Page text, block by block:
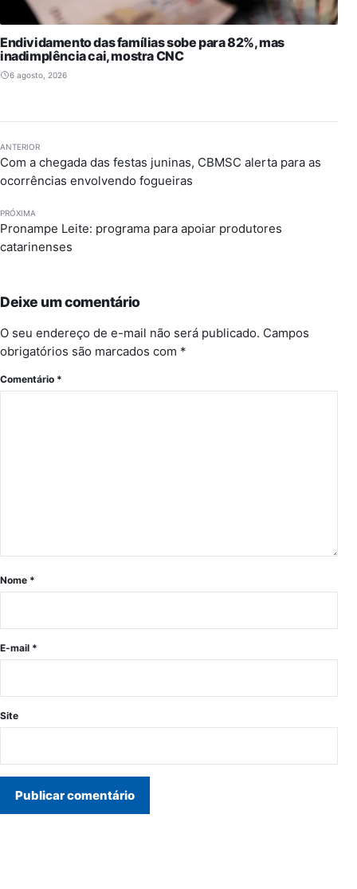
Endividamento das famílias sobe para 82%, mas
inadimplência cai, mostra CNC
6 agosto, 2026
ANTERIOR
Com a chegada das festas juninas, CBMSC alerta para as
ocorrências envolvendo fogueiras
PRÓXIMA
Pronampe Leite: programa para apoiar produtores
catarinenses
Deixe um comentário
O seu endereço de e-mail não será publicado. Campos
obrigatórios são marcados com *
Comentário *
Nome *
E-mail *
Site